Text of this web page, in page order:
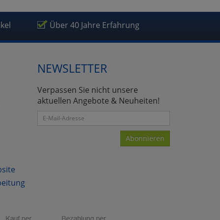
Über 40 Jahre Erfahrung
NEWSLETTER
Verpassen Sie nicht unsere
aktuellen Angebote & Neuheiten!
Abonnieren